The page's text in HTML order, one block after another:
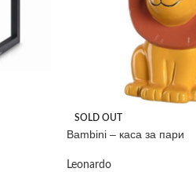
SOLD OUT
Bambini – каса за пари
Leonardo